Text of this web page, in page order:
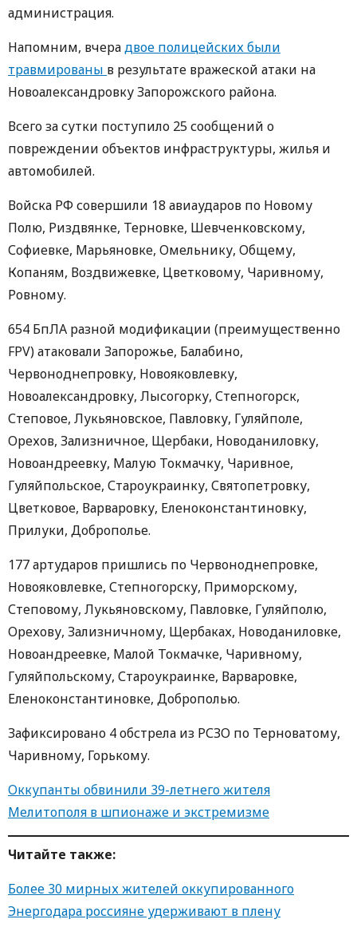
администрация.
Напомним, вчерадвое полицейских были
травмированы в результате вражеской атаки на
Новоалександровку Запорожского района.
Всего за сутки поступило 25 сообщений о
повреждении объектов инфраструктуры, жилья и
автомобилей.
Войска РФ совершили 18 авиаударов по Новому
Полю, Риздвянке, Терновке, Шевченковскому,
Софиевке, Марьяновке, Омельнику, Общему,
Копаням, Воздвижевке, Цветковому, Чаривному,
Ровному.
654 БпЛА разной модификации (преимущественно
FPV) атаковали Запорожье, Балабино,
Червоноднепровку, Новояковлевку,
Новоалександровку, Лысогорку, Степногорск,
Степовое, Лукьяновское, Павловку, Гуляйполе,
Орехов, Зализничное, Щербаки, Новоданиловку,
Новоандреевку, Малую Токмачку, Чаривное,
Гуляйпольское, Староукраинку, Святопетровку,
Цветковое, Варваровку, Еленоконстантиновку,
Прилуки, Доброполье.
177 артударов пришлись по Червоноднепровке,
Новояковлевке, Степногорску, Приморскому,
Степовому, Лукьяновскому, Павловке, Гуляйполю,
Орехову, Зализничному, Щербаках, Новоданиловке,
Новоандреевке, Малой Токмачке, Чаривному,
Гуляйпольскому, Староукраинке, Варваровке,
Еленоконстантиновке, Доброполью.
Зафиксировано 4 обстрела из РСЗО по Терноватому,
Чаривному, Горькому.
Оккупанты обвинили 39-летнего жителя
Мелитополя в шпионаже и экстремизме
Читайте также:
Более 30 мирных жителей оккупированного
Энергодара россияне удерживают в плену